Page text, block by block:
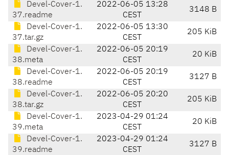
Devel-Cover-1.
37.readme
2022-06-05 13:28
CEST
3148 B
Devel-Cover-1.
37.tar.gz
2022-06-05 13:30
CEST
205 KiB
Devel-Cover-1.
38.meta
2022-06-05 20:19
CEST
20 KiB
Devel-Cover-1.
38.readme
2022-06-05 20:19
CEST
3127 B
Devel-Cover-1.
38.tar.gz
2022-06-05 20:20
CEST
205 KiB
Devel-Cover-1.
39.meta
2023-04-29 01:24
CEST
20 KiB
Devel-Cover-1.
39.readme
2023-04-29 01:24
CEST
3127 B